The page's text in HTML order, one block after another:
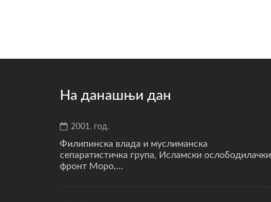
На данашњи дан
2001. год.
Филипинска влада и муслиманска
сепаратистичка група, Исламски ослободилачки
фронт Моро,...